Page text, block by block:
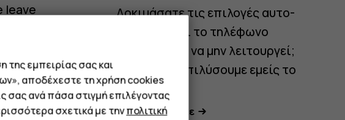
leave
Δοκιμάσατε τις επιλογές αυτο-
βοήθειας και το τηλέφωνο
εξακολουθεί να μην λειτουργεί;
Αφήστε να επιλύσουμε εμείς το
πρόβλημα.
Ας ξεκινήσουμε
της εμπειρίας σας και
αποδέχεστε τη χρήση cookies
σας ανά πάσα στιγμή επιλέγοντας
σχετικά με τηνπολιτική